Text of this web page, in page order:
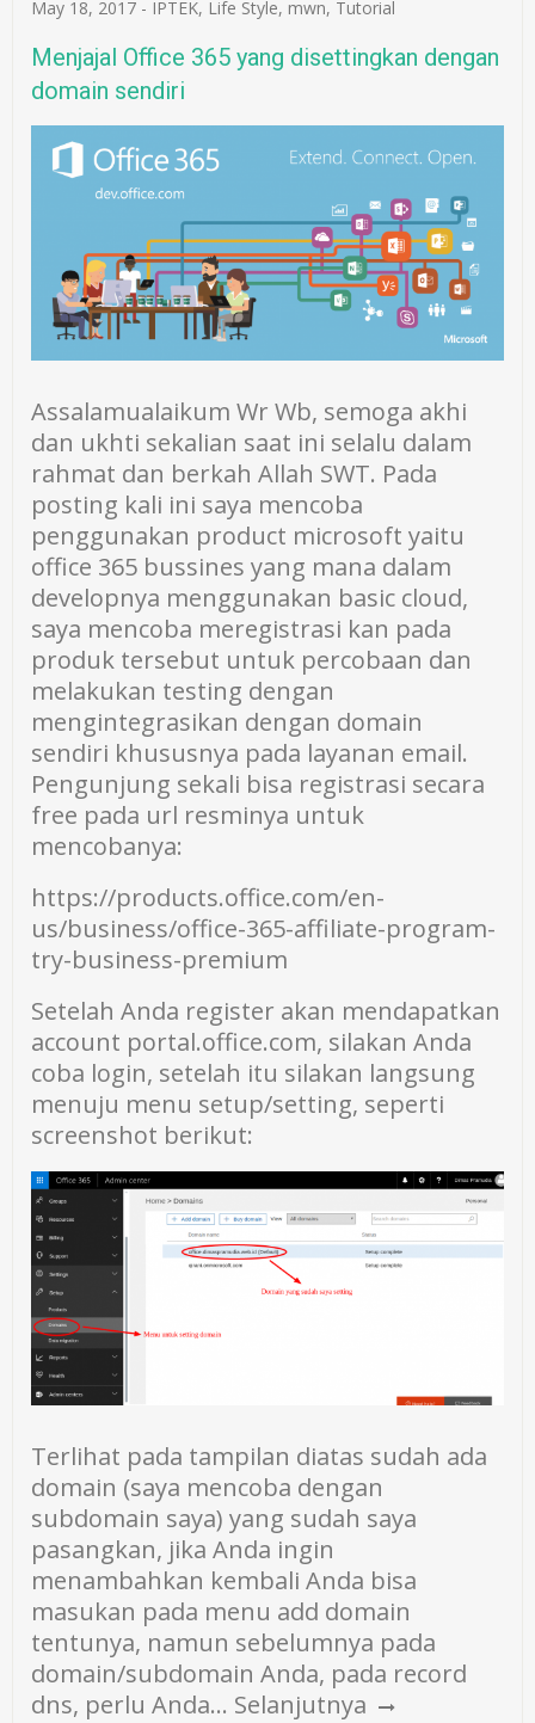
May 18, 2017 - IPTEK, Life Style, mwn, Tutorial
Menjajal Office 365 yang disettingkan dengan
domain sendiri
Assalamualaikum Wr Wb, semoga akhi
dan ukhti sekalian saat ini selalu dalam
rahmat dan berkah Allah SWT. Pada
posting kali ini saya mencoba
penggunakan product microsoft yaitu
office 365 bussines yang mana dalam
developnya menggunakan basic cloud,
saya mencoba meregistrasi kan pada
produk tersebut untuk percobaan dan
melakukan testing dengan
mengintegrasikan dengan domain
sendiri khususnya pada layanan email.
Pengunjung sekali bisa registrasi secara
free pada url resminya untuk
mencobanya:
https://products.office.com/en-
us/business/office-365-affiliate-program-
try-business-premium
Setelah Anda register akan mendapatkan
account portal.office.com, silakan Anda
coba login, setelah itu silakan langsung
menuju menu setup/setting, seperti
screenshot berikut:
Terlihat pada tampilan diatas sudah ada
domain (saya mencoba dengan
subdomain saya) yang sudah saya
pasangkan, jika Anda ingin
menambahkan kembali Anda bisa
masukan pada menu add domain
tentunya, namun sebelumnya pada
domain/subdomain Anda, pada record
dns, perlu Anda… Selanjutnya